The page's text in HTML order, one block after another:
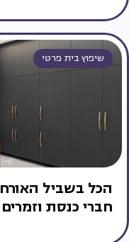
שיפוץ בית פרטי
הכל בשביל
חברי כנסת